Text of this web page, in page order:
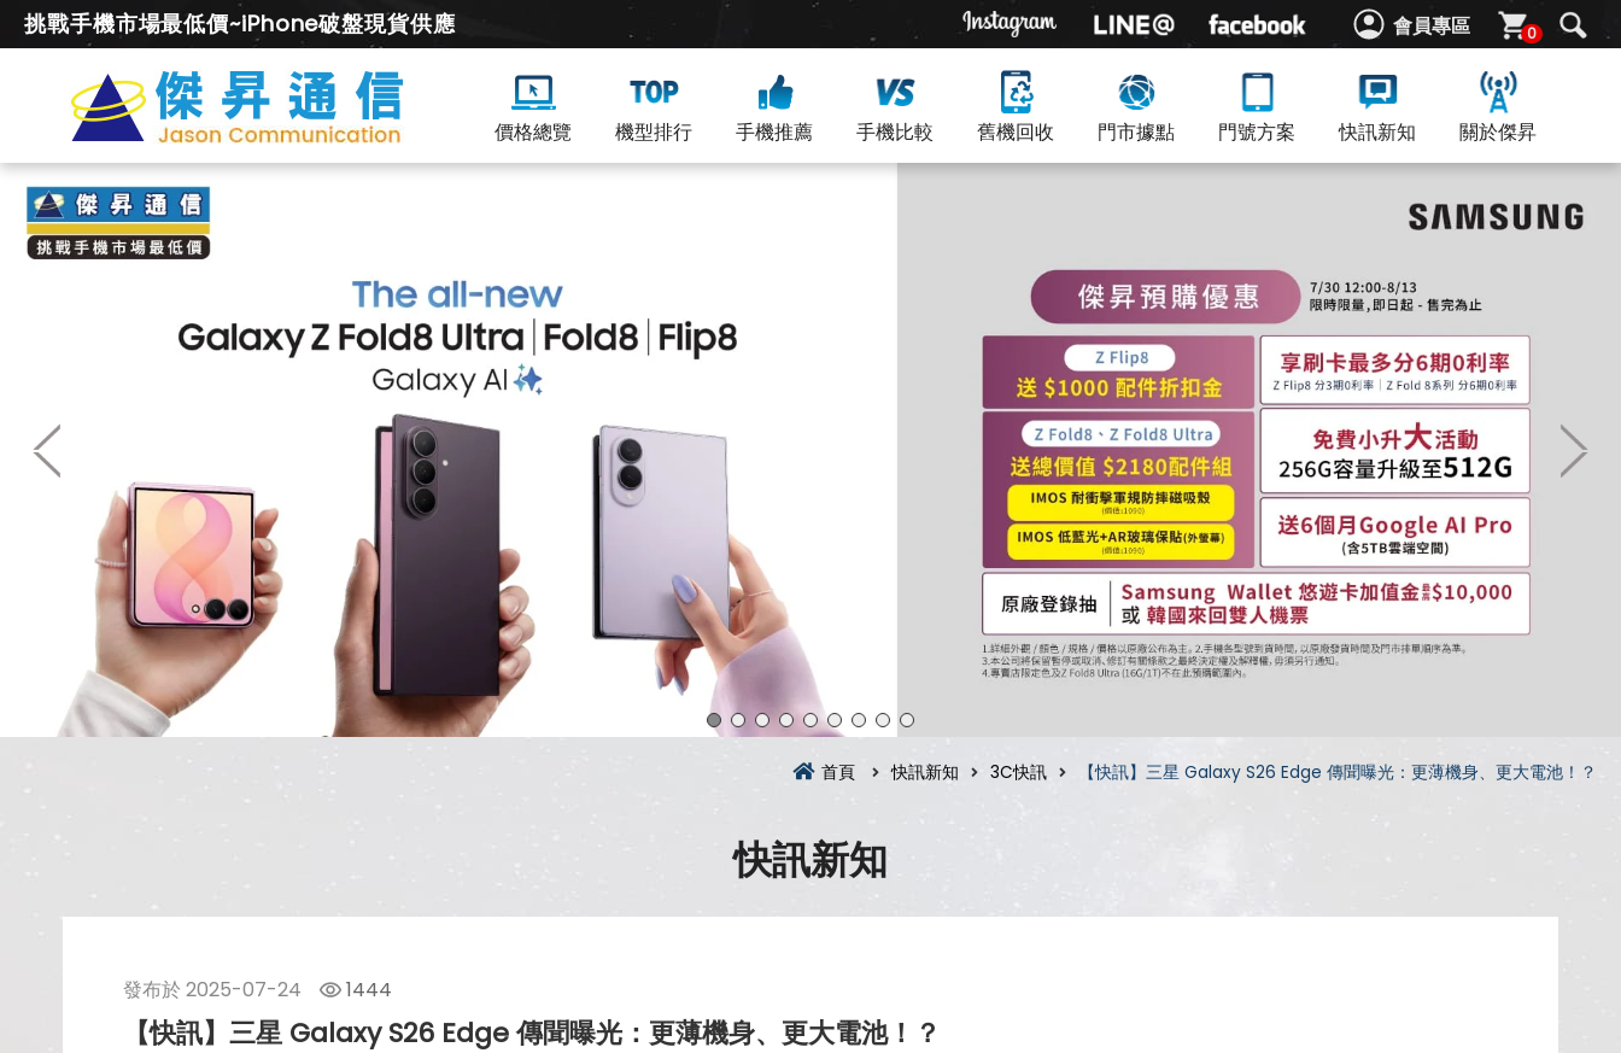
會員專區 0
挑戰手機市場最低價~iPhone破盤現貨供應
價格總覽 機型排行 手機推薦 手機比較 舊機回收 門市據點 門號方案 快訊新知 關於傑昇
首頁 快訊新知 3C快訊 【快訊】三星 Galaxy S26 Edge 傳聞曝光：更薄機身、更大電池！？
快訊新知
發布於 2025-07-24 1444
【快訊】三星 Galaxy S26 Edge 傳聞曝光：更薄機身、更大電池！？